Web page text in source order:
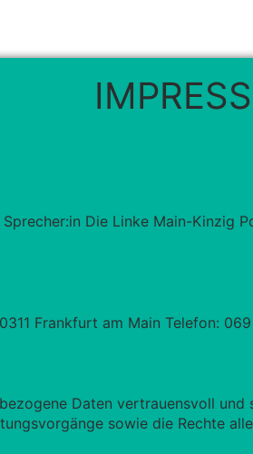
Die Linke Main-Kinzig
Frankfurt am Main Telefon:
Daten vertrauensvoll
sowie die Rechte